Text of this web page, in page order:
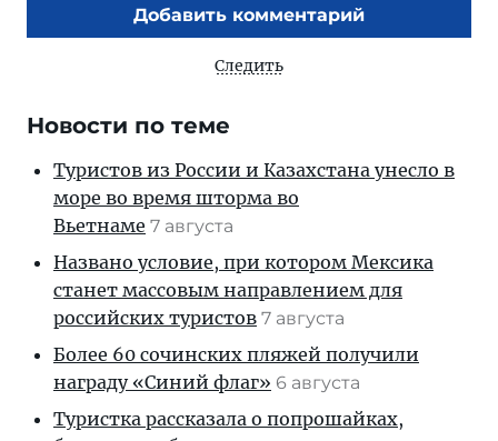
Добавить комментарий
Следить
Новости по теме
Туристов из России и Казахстана унесло в
море во время шторма во
Вьетнаме 7 августа
Названо условие, при котором Мексика
станет массовым направлением для
российских туристов 7 августа
Более 60 сочинских пляжей получили
награду «Синий флаг» 6 августа
Туристка рассказала о попрошайках,